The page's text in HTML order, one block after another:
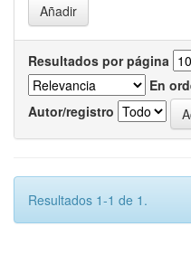
Resultados por página
En
Autor/registro
Resultados 1-1 de 1.